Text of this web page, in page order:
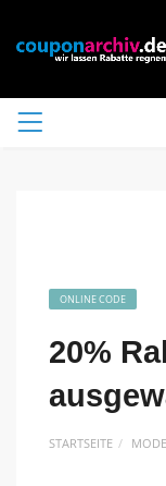
ONLINE CODE
20%
STARTSEITE